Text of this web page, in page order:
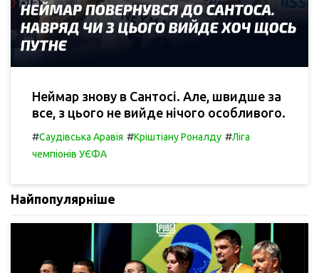
Неймар знову в Сантосі. Але, швидше за
все, з цього не вийде нічого особливого.
#Саудівська Аравія #Кріштіану Роналду #Ліга
чемпіонів УЄФА
Найпопулярніше